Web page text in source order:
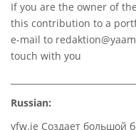
If you are the owner of
this contribution to a
e-mail to
touch with you
Russian:
yfw.ie Создает большой